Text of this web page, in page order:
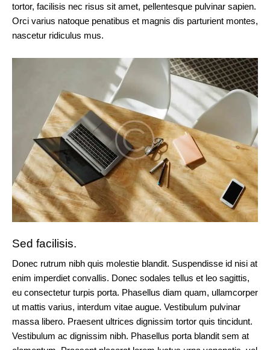
tortor, facilisis nec risus sit amet, pellentesque pulvinar sapien.
Orci varius natoque penatibus et magnis dis parturient montes,
nascetur ridiculus mus.
Sed facilisis.
Donec rutrum nibh quis molestie blandit. Suspendisse id nisi at
enim imperdiet convallis. Donec sodales tellus et leo sagittis,
eu consectetur turpis porta. Phasellus diam quam, ullamcorper
ut mattis varius, interdum vitae augue. Vestibulum pulvinar
massa libero. Praesent ultrices dignissim tortor quis tincidunt.
Vestibulum ac dignissim nibh. Phasellus porta blandit sem at